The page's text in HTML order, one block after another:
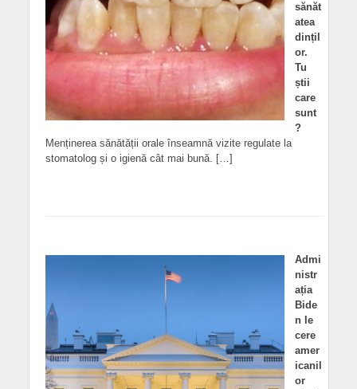
sănăt
atea
dințil
or.
Tu
știi
care
sunt
?
Menținerea sănătății orale înseamnă vizite regulate la
stomatolog și o igienă cât mai bună. […]
Admi
nistr
ația
Bide
n le
cere
amer
icanil
or